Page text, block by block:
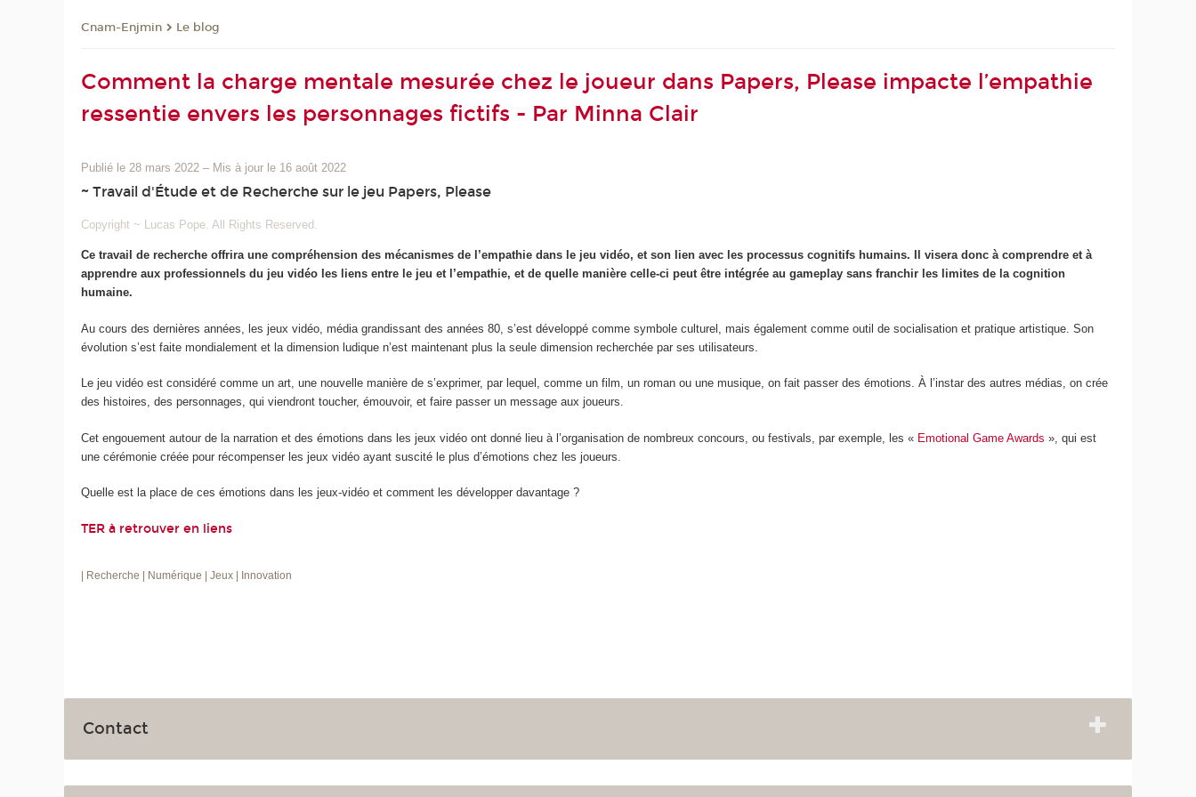
Cnam-Enjmin Le blog
Comment la charge mentale mesurée chez le joueur dans Papers, Please impacte l’empathie
ressentie envers les personnages fictifs - Par Minna Clair
Publié le 28 mars 2022 – Mis à jour le 16 août 2022
~ Travail d'Étude et de Recherche sur le jeu Papers, Please
Copyright ~ Lucas Pope. All Rights Reserved.
Ce travail de recherche offrira une compréhension des mécanismes de l’empathie dans le jeu vidéo, et son lien avec les processus cognitifs humains. Il visera donc à comprendre et à
apprendre aux professionnels du jeu vidéo les liens entre le jeu et l’empathie, et de quelle manière celle-ci peut être intégrée au gameplay sans franchir les limites de la cognition
humaine.
Au cours des dernières années, les jeux vidéo, média grandissant des années 80, s’est développé comme symbole culturel, mais également comme outil de socialisation et pratique artistique. Son
évolution s’est faite mondialement et la dimension ludique n’est maintenant plus la seule dimension recherchée par ses utilisateurs.
Le jeu vidéo est considéré comme un art, une nouvelle manière de s’exprimer, par lequel, comme un film, un roman ou une musique, on fait passer des émotions. À l’instar des autres médias, on crée
des histoires, des personnages, qui viendront toucher, émouvoir, et faire passer un message aux joueurs.
Cet engouement autour de la narration et des émotions dans les jeux vidéo ont donné lieu à l’organisation de nombreux concours, ou festivals, par exemple, les « Emotional Game Awards », qui est
une cérémonie créée pour récompenser les jeux vidéo ayant suscité le plus d’émotions chez les joueurs.
Quelle est la place de ces émotions dans les jeux-vidéo et comment les développer davantage ?
TER à retrouver en liens
| Recherche | Numérique | Jeux | Innovation
Contact